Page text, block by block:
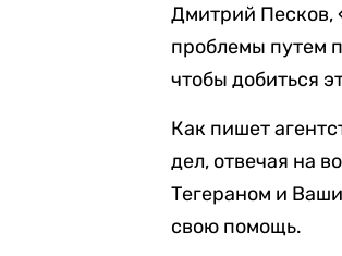
Дмитрий Песков,
проблемы путем
чтобы добиться
Как пишет
дел, отвечая на
Тегераном и
свою помощь.